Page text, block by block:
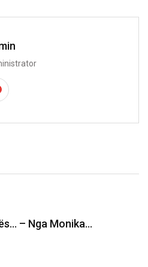
– Nga Monika…